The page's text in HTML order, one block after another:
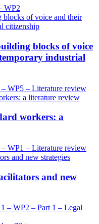
WP2
blocks of voice
industrial
WP5 – Literature review
workers: a
WP1 – Literature review
and new
– WP2 – Part 1 – Legal